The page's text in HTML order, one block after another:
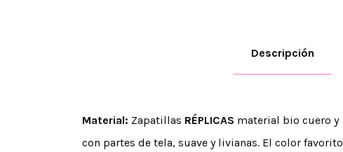
Descripción
Material: Zapatillas RÉPLICAS material bio cuero y
con partes de tela, suave y livianas. El color favorito